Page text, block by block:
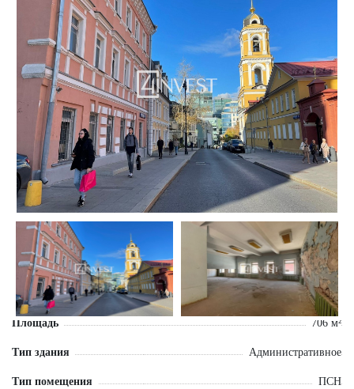
Площадь 706 м²
Тип здания Административное
Тип помещения ПСН